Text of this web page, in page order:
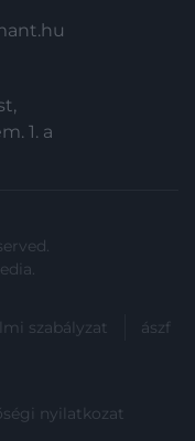
1. a
.
szabályzat ászf
nyilatkozat